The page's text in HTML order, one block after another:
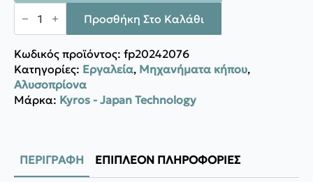
Kyros
KY261
|
Μπαταρίας
ποσότητα
Προσθήκη Στο Καλάθι
Κωδικός προϊόντος: fp20242076
Κατηγορίες: Εργαλεία, Μηχανήματα κήπου,
Αλυσοπρίονα
Μάρκα: Kyros - Japan Technology
ΠΕΡΙΓΡΑΦΉ ΕΠΙΠΛΈΟΝ ΠΛΗΡΟΦΟΡΊΕΣ